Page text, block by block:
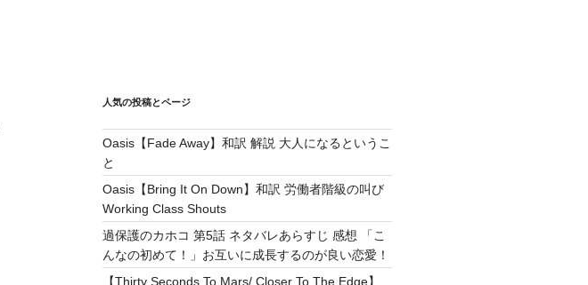
人気の投稿とページ
Oasis【Fade Away】和訳 解説 大人になるというこ
と
Oasis【Bring It On Down】和訳 労働者階級の叫び
Working Class Shouts
過保護のカホコ 第5話 ネタバレあらすじ 感想 「こ
んなの初めて！」お互いに成長するのが良い恋愛！
【Thirty Seconds To Mars/ Closer To The Edge】